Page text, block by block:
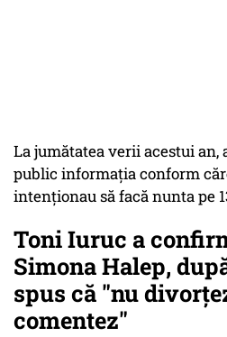
La jumătatea verii acestui an,
public informația conform
intenționau să facă nunta pe
Toni Iuruc a
Simona Halep,
spus că "nu
comentez"